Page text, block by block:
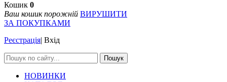
Кошик 0
Ваш кошик порожній ВИРУШИТИ
ЗА ПОКУПКАМИ
Реєстрація| Вхід
Пошук
НОВИНКИ